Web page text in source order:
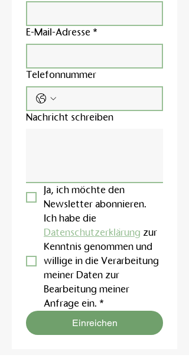
E-Mail-Adresse *
Telefonnummer
Nachricht schreiben
Ja, ich möchte den
Newsletter abonnieren.
Datenschutzerklärung zur
Kenntnis genommen und
willige in die Verarbeitung
meiner Daten zur
Bearbeitung meiner
Anfrage ein. *
Einreichen